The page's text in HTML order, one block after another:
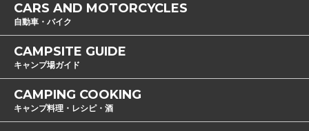
CARS AND MOTORCYCLES
自動車・バイク
CAMPSITE GUIDE
キャンプ場ガイド
CAMPING COOKING
キャンプ料理・レシピ・酒